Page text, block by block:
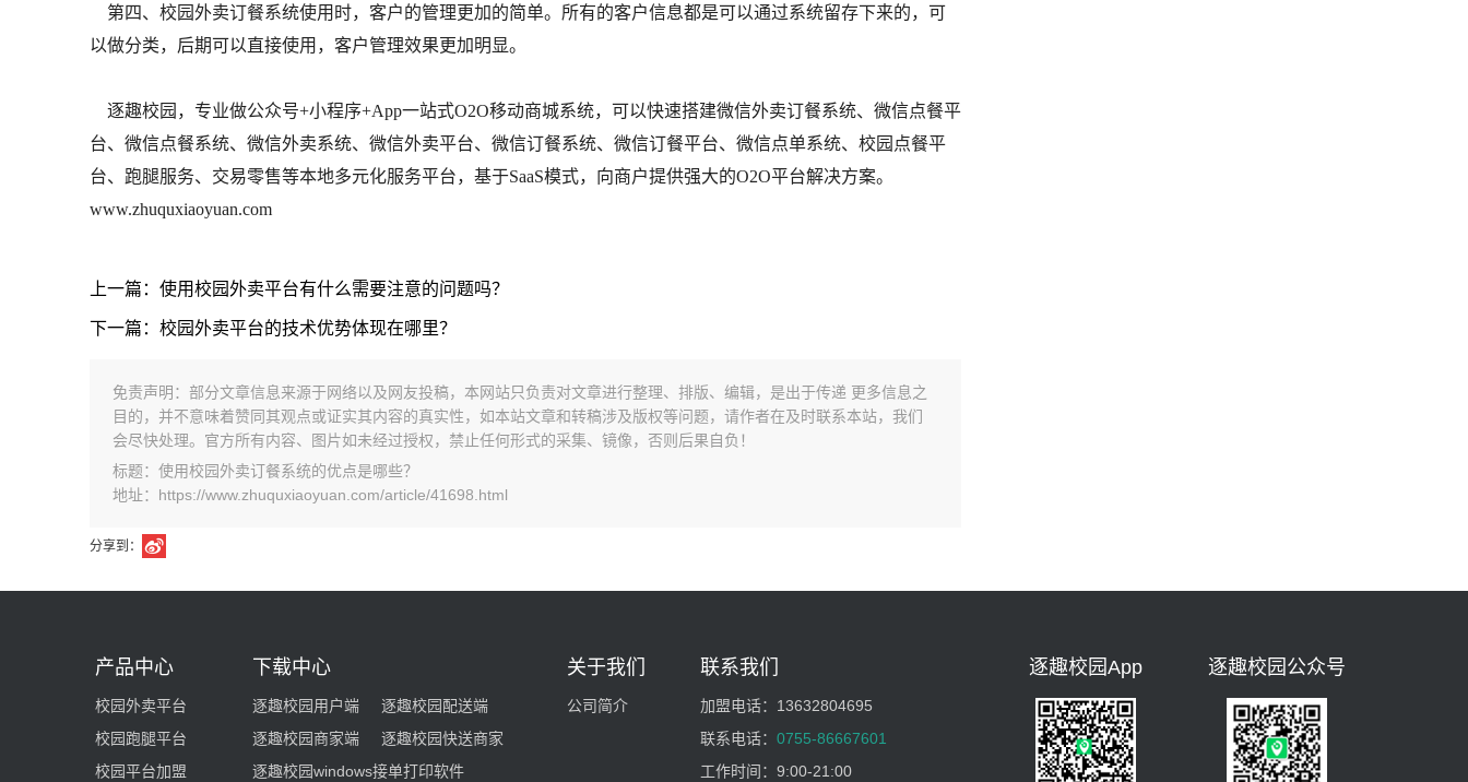
第四、校园外卖订餐系统使用时，客户的管理更加的简单。所有的客户信息都是可以通过系统留存下来的，可
以做分类，后期可以直接使用，客户管理效果更加明显。
逐趣校园，专业做公众号+小程序+App一站式O2O移动商城系统，可以快速搭建微信外卖订餐系统、微信点餐平
台、微信点餐系统、微信外卖系统、微信外卖平台、微信订餐系统、微信订餐平台、微信点单系统、校园点餐平
台、跑腿服务、交易零售等本地多元化服务平台，基于SaaS模式，向商户提供强大的O2O平台解决方案。
www.zhuquxiaoyuan.com
上一篇：使用校园外卖平台有什么需要注意的问题吗？
下一篇：校园外卖平台的技术优势体现在哪里？
免责声明：部分文章信息来源于网络以及网友投稿，本网站只负责对文章进行整理、排版、编辑，是出于传递 更多信息之
目的，并不意味着赞同其观点或证实其内容的真实性，如本站文章和转稿涉及版权等问题，请作者在及时联系本站，我们
会尽快处理。官方所有内容、图片如未经过授权，禁止任何形式的采集、镜像，否则后果自负！
标题：使用校园外卖订餐系统的优点是哪些？
地址：https://www.zhuquxiaoyuan.com/article/41698.html
分享到：
产品中心
校园外卖平台
校园跑腿平台
校园平台加盟
下载中心
逐趣校园用户端
逐趣校园配送端
逐趣校园商家端
逐趣校园快送商家
逐趣校园windows接单打印软件
关于我们
公司简介
联系我们
加盟电话： 13632804695
联系电话： 0755-86667601
工作时间： 9:00-21:00
逐趣校园App 逐趣校园公众号